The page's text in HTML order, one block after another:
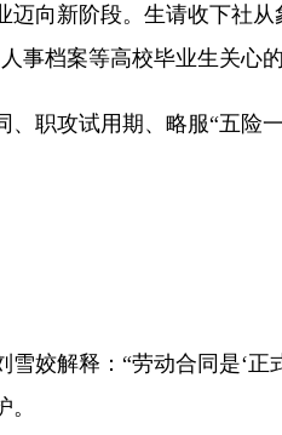
迈向新阶段。生请收下社从
事档案等高校毕业生关心
职攻试用期、略服“五
姣解释：“劳动合同是‘正